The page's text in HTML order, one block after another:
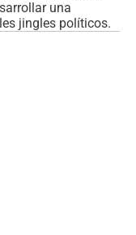
una
jingles políticos.